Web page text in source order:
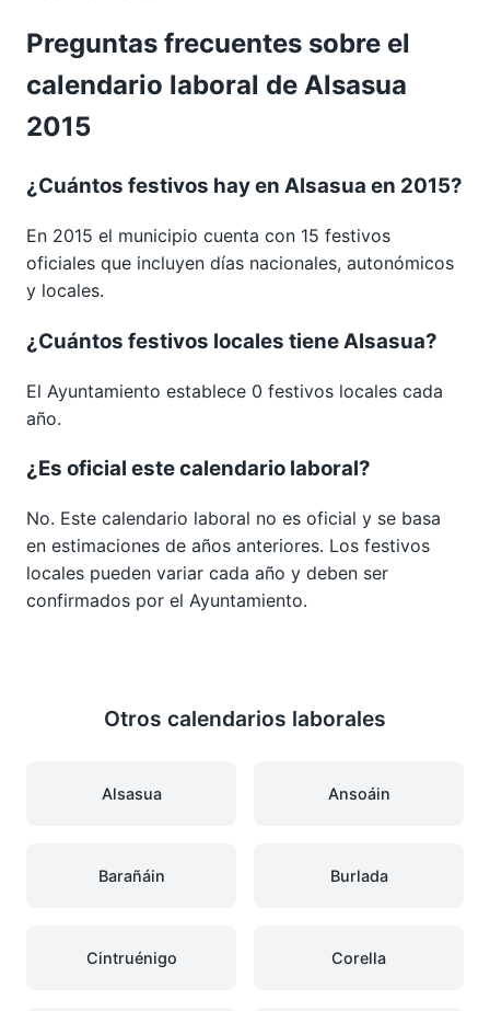
Preguntas frecuentes sobre el
calendario laboral de Alsasua
2015
¿Cuántos festivos hay en Alsasua en 2015?
En 2015 el municipio cuenta con 15 festivos
oficiales que incluyen días nacionales, autonómicos
y locales.
¿Cuántos festivos locales tiene Alsasua?
El Ayuntamiento establece 0 festivos locales cada
año.
¿Es oficial este calendario laboral?
No. Este calendario laboral no es oficial y se basa
en estimaciones de años anteriores. Los festivos
locales pueden variar cada año y deben ser
confirmados por el Ayuntamiento.
Otros calendarios laborales
Alsasua Ansoáin
Barañáin Burlada
Cintruénigo Corella